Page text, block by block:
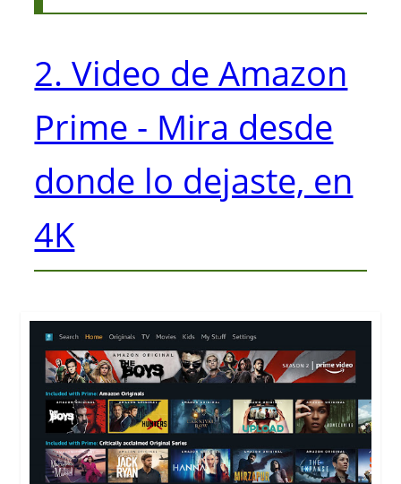
2. Video de Amazon
Prime - Mira desde
donde lo dejaste, en
4K